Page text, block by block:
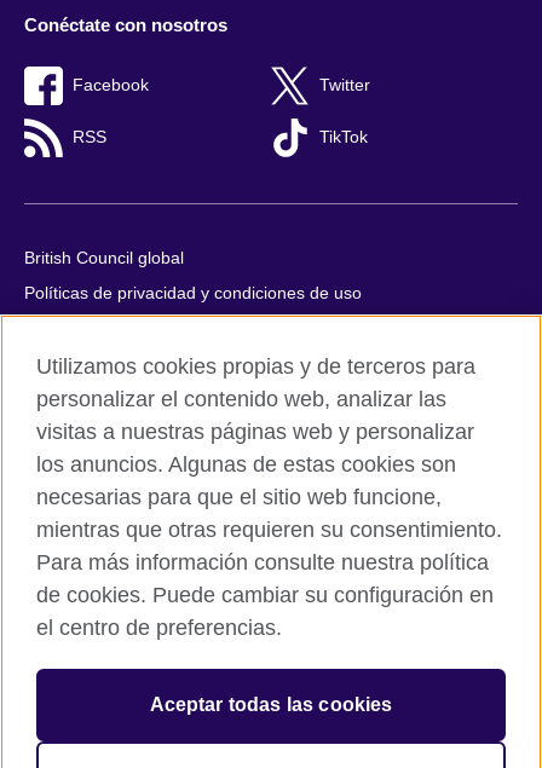
Conéctate con nosotros
Facebook Twitter
RSS TikTok
British Council global
Políticas de privacidad y condiciones de uso
Cookies
Quejas y comentarios
Mapa del sitio
© 2026 British Council
All cultural activities in Mexico are carried out by British Council
Asociados A.C., a not-for-profit entity established to undertake
cultural activities, including the promotion and diffusion of British
culture in Mexico, the fostering of cultural relations and mutual
understanding, the promotion of the English language, and the
forms of cooperation between the United Kingdom and Mexico.
The United Kingdom’s international organisation for cultural
relations and educational opportunities.
Utilizamos cookies propias y de terceros para
personalizar el contenido web, analizar las
visitas a nuestras páginas web y personalizar
los anuncios. Algunas de estas cookies son
necesarias para que el sitio web funcione,
mientras que otras requieren su consentimiento.
Para más información consulte nuestra política
de cookies. Puede cambiar su configuración en
el centro de preferencias.
Aceptar todas las cookies